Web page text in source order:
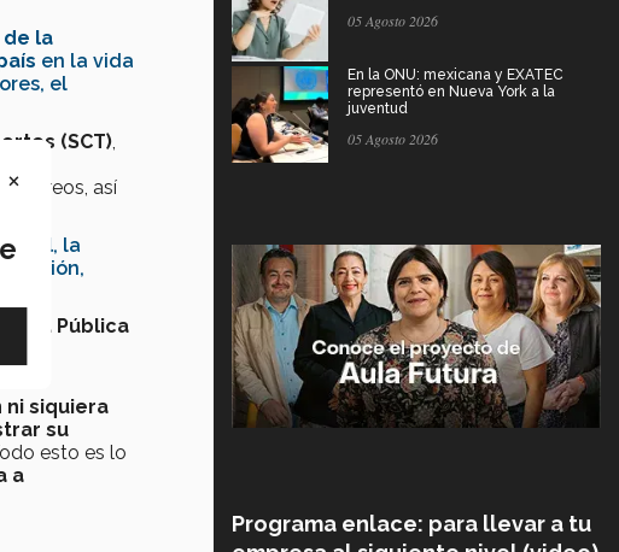
de la
en la vida
el
(SCT)
aéreos, así
, la
Pública
ni siquiera
su
esto es lo
a
05 Agosto 2026
En la ONU: mexicana y EXATEC
representó en Nueva York a la
juventud
05 Agosto 2026
Programa enlace: para llevar a tu
×